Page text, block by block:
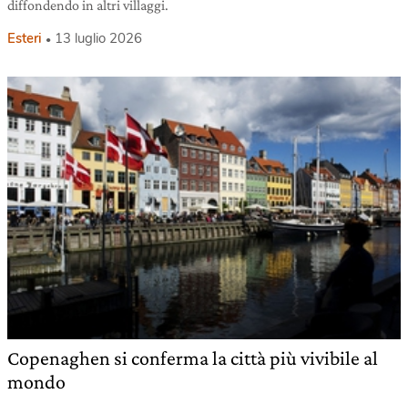
diffondendo in altri villaggi.
Esteri 13 luglio 2026
Copenaghen si conferma la città più vivibile al
mondo